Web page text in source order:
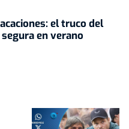
el truco del
en verano